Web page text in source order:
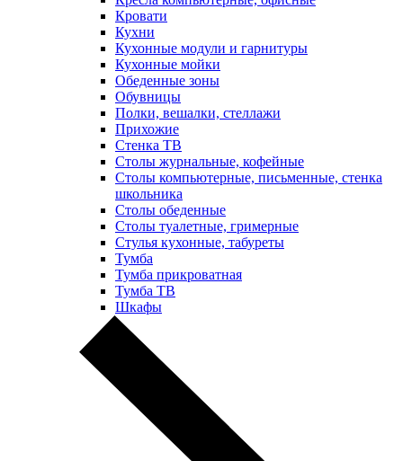
Кровати
Кухни
Кухонные модули и гарнитуры
Кухонные мойки
Обеденные зоны
Обувницы
Полки, вешалки, стеллажи
Прихожие
Стенка ТВ
Столы журнальные, кофейные
Столы компьютерные, письменные, стенка
школьника
Столы обеденные
Столы туалетные, гримерные
Стулья кухонные, табуреты
Тумба
Тумба прикроватная
Тумба ТВ
Шкафы